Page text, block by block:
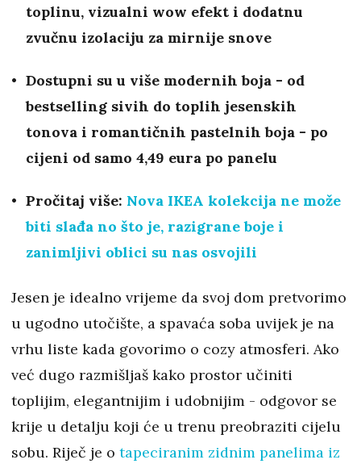
toplinu, vizualni wow efekt i dodatnu
zvučnu izolaciju za mirnije snove
Dostupni su u više modernih boja - od
bestselling sivih do toplih jesenskih
tonova i romantičnih pastelnih boja - po
cijeni od samo 4,49 eura po panelu
Pročitaj više: Nova IKEA kolekcija ne može
biti slađa no što je, razigrane boje i
zanimljivi oblici su nas osvojili
Jesen je idealno vrijeme da svoj dom pretvorimo
u ugodno utočište, a spavaća soba uvijek je na
vrhu liste kada govorimo o cozy atmosferi. Ako
već dugo razmišljaš kako prostor učiniti
toplijim, elegantnijim i udobnijim - odgovor se
krije u detalju koji će u trenu preobraziti cijelu
sobu. Riječ je o tapeciranim zidnim panelima iz